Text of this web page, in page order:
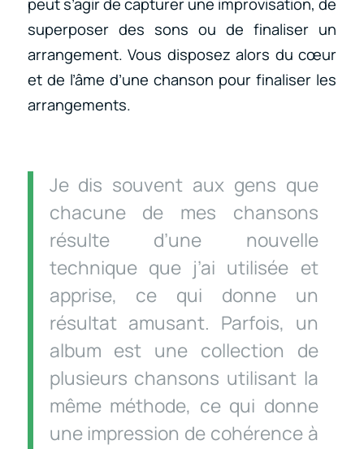
peut s’agir de capturer une improvisation, de
superposer des sons ou de finaliser un
arrangement. Vous disposez alors du cœur
et de l’âme d’une chanson pour finaliser les
arrangements.
Je dis souvent aux gens que
chacune de mes chansons
résulte d’une nouvelle
technique que j’ai utilisée et
apprise, ce qui donne un
résultat amusant. Parfois, un
album est une collection de
plusieurs chansons utilisant la
même méthode, ce qui donne
une impression de cohérence à